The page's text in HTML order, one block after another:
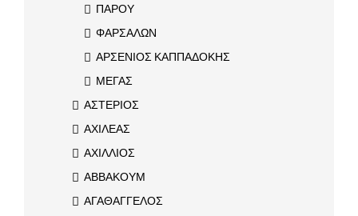
ΠΑΡΟΥ
ΦΑΡΣΑΛΩΝ
ΑΡΣΕΝΙΟΣ ΚΑΠΠΑΔΟΚΗΣ
ΜΕΓΑΣ
ΑΣΤΕΡΙΟΣ
ΑΧΙΛΕΑΣ
ΑΧΙΛΛΙΟΣ
ΑΒΒΑΚΟΥΜ
ΑΓΑΘΑΓΓΕΛΟΣ